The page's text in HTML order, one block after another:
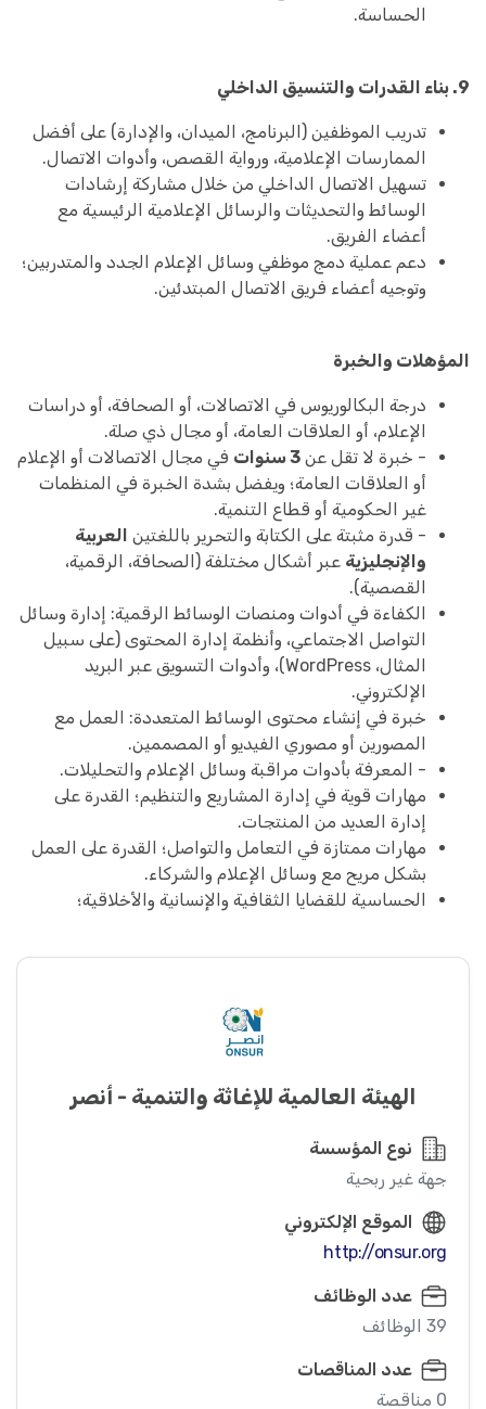
الحساسة.
9. بناء القدرات والتنسيق الداخلي
تدريب الموظفين (البرنامج، الميدان، والإدارة) على أفضل
الممارسات الإعلامية، ورواية القصص، وأدوات الاتصال.
تسهيل الاتصال الداخلي من خلال مشاركة إرشادات
الوسائط والتحديثات والرسائل الإعلامية الرئيسية مع
أعضاء الفريق.
دعم عملية دمج موظفي وسائل الإعلام الجدد والمتدربين؛
وتوجيه أعضاء فريق الاتصال المبتدئين.
المؤهلات والخبرة
درجة البكالوريوس في الاتصالات، أو الصحافة، أو دراسات
الإعلام، أو العلاقات العامة، أو مجال ذي صلة.
- خبرة لا تقل عن 3 سنوات
في مجال الاتصالات أو الإعلام
أو العلاقات العامة؛ ويفضل بشدة الخبرة في المنظمات
غير الحكومية أو قطاع التنمية.
- قدرة مثبتة على الكتابة والتحرير باللغتين العربية
والإنجليزية عبر أشكال مختلفة (الصحافة، الرقمية،
القصصية).
الكفاءة في أدوات ومنصات الوسائط الرقمية: إدارة وسائل
التواصل الاجتماعي، وأنظمة إدارة المحتوى (على سبيل
المثال، WordPress)، وأدوات التسويق عبر البريد
الإلكتروني.
خبرة في إنشاء محتوى الوسائط المتعددة: العمل مع
المصورين أو مصوري الفيديو أو المصممين.
- المعرفة بأدوات مراقبة وسائل الإعلام والتحليلات.
مهارات قوية في إدارة المشاريع والتنظيم؛ القدرة على
إدارة العديد من المنتجات.
مهارات ممتازة في التعامل والتواصل؛ القدرة على العمل
بشكل مريح مع وسائل الإعلام والشركاء.
الحساسية للقضايا الثقافية والإنسانية والأخلاقية؛
الهيئة العالمية للإغاثة والتنمية - أنصر
نوع المؤسسة
جهة غير ربحية
الموقع الإلكتروني
http://onsur.org
عدد الوظائف
39 الوظائف
عدد المناقصات
0 مناقصة